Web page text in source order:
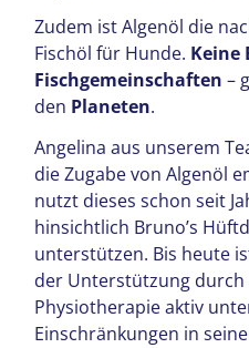
Zudem ist Algenöl die
Fischöl für Hunde. Keine
Fischgemeinschaften –
den Planeten.
Angelina aus unserem
die Zugabe von Algenöl
nutzt dieses schon seit
hinsichtlich Bruno’s
unterstützen. Bis heute
der Unterstützung durch
Physiotherapie aktiv
Einschränkungen in